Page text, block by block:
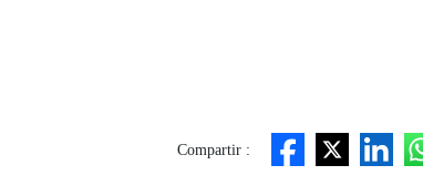
Compartir :